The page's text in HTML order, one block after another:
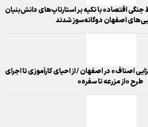
اقتصاد» با تکیه بر استارتاپ‌های دانش‌بنیان
اصفهان دوگانه‌سوز شدند
اصناف» در اصفهان / از احیای کارآموزی تا اجرای
طرح «از مزرعه تا سفره»